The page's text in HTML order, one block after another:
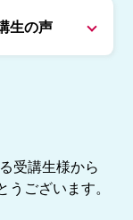
生の声
受講生様から
ございます。